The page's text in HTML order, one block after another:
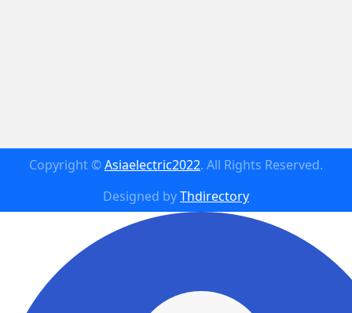
Copyright ©Asiaelectric2022. All Rights Reserved.
Designed byThdirectory